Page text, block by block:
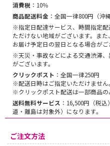
消費税 ：10％
商品配送料金 ：全国一律800円（沖
※指定日配達サービス、時間指定
ただけない地域がございます。ま
お届け予定日の翌日となる場合がご
※天災・事故などによる交通渋滞
がございます。
クリックポスト ：全国一律250円
※配送日時はご指定いただけません。
※クリックポスト配送は一部商品の
送料無料サービス ：16,500円（税
道・離島は対象外）になります。
ご注文方法